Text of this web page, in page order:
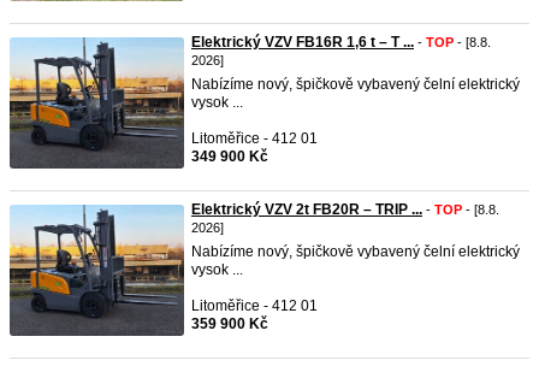
Elektrický VZV FB16R 1,6 t – T ... - TOP - [8.8.
2026]
Nabízíme nový, špičkově vybavený čelní elektrický
vysok ...
Litoměřice - 412 01
349 900 Kč
Elektrický VZV 2t FB20R – TRIP ... - TOP - [8.8.
2026]
Nabízíme nový, špičkově vybavený čelní elektrický
vysok ...
Litoměřice - 412 01
359 900 Kč